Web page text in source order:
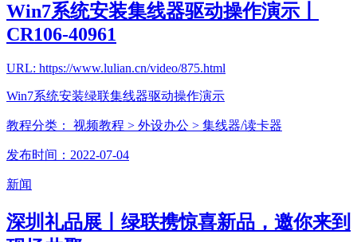
Win7系统安装集线器驱动操作演示丨
CR106-40961
URL: https://www.lulian.cn/video/875.html
Win7系统安装绿联集线器驱动操作演示
教程分类： 视频教程 > 外设办公 > 集线器/读卡器
发布时间：2022-07-04
新闻
深圳礼品展丨绿联携惊喜新品，邀你来到